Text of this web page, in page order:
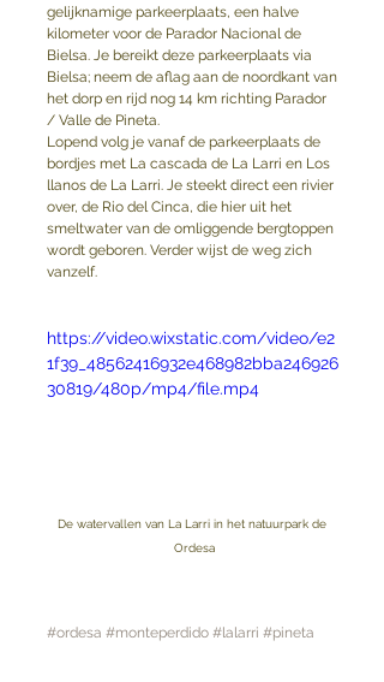
gelijknamige parkeerplaats, een halve
kilometer voor de Parador Nacional de
Bielsa. Je bereikt deze parkeerplaats via
Bielsa; neem de aflag aan de noordkant van
het dorp en rijd nog 14 km richting Parador
/ Valle de Pineta.
Lopend volg je vanaf de parkeerplaats de
bordjes met La cascada de La Larri en Los
llanos de La Larri. Je steekt direct een rivier
over, de Rio del Cinca, die hier uit het
smeltwater van de omliggende bergtoppen
wordt geboren. Verder wijst de weg zich
vanzelf.
https://video.wixstatic.com/video/e2
1f39_48562416932e468982bba246926
30819/480p/mp4/file.mp4
De watervallen van La Larri in het natuurpark de
Ordesa
#ordesa #monteperdido #lalarri #pineta